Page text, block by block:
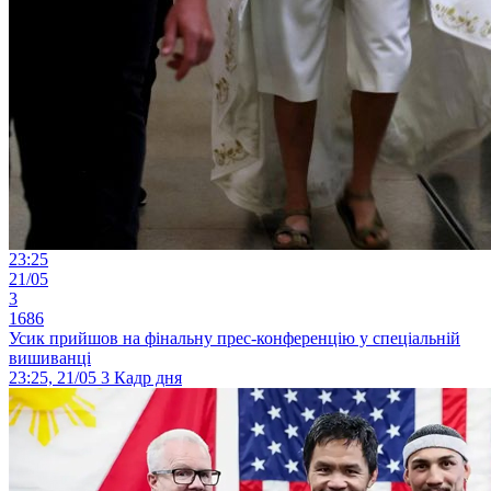
23:25
21/05
3
1686
Усик прийшов на фінальну прес-конференцію у спеціальній
вишиванці
23:25, 21/05 3 Кадр дня